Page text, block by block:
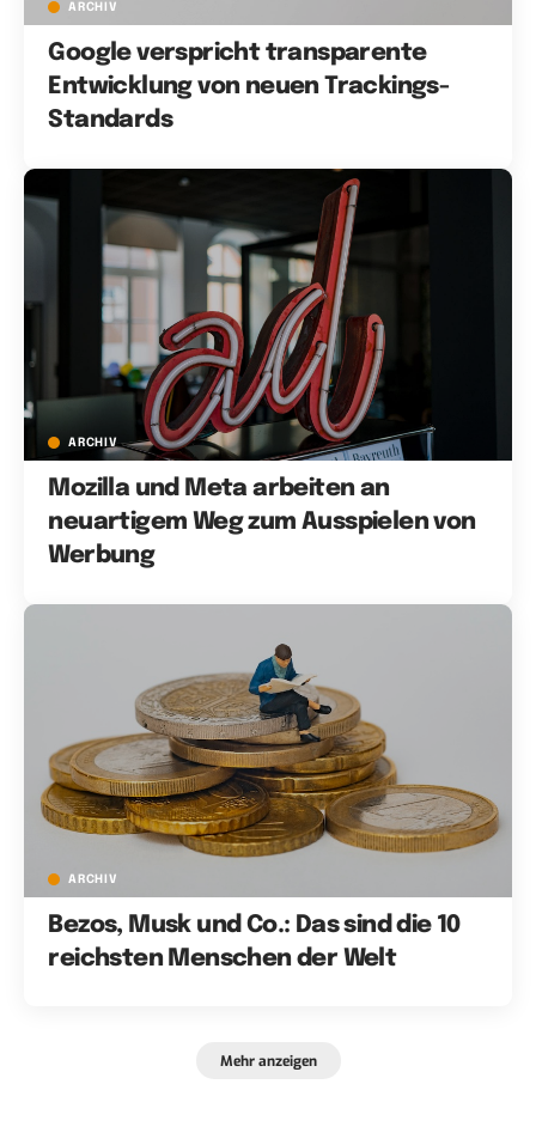
ARCHIV
Google verspricht transparente
Entwicklung von neuen Trackings-
Standards
ARCHIV
Mozilla und Meta arbeiten an
neuartigem Weg zum Ausspielen von
Werbung
ARCHIV
Bezos, Musk und Co.: Das sind die 10
reichsten Menschen der Welt
Mehr anzeigen